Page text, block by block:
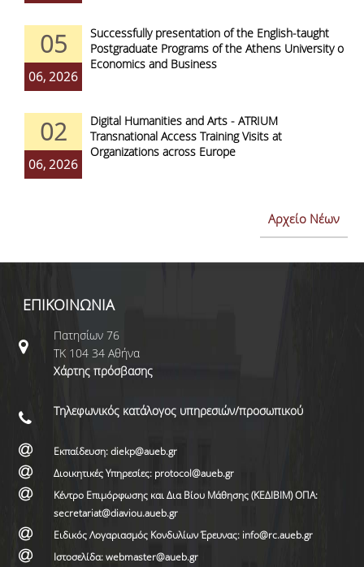
05
06, 2026
Successfully presentation of the English-taught
Postgraduate Programs of the Athens University of
Economics and Business
02
06, 2026
Digital Humanities and Arts - ATRIUM
Transnational Access Training Visits at
Organizations across Europe
Αρχείο Νέων
ΕΠΙΚΟΙΝΩΝΙΑ
Πατησίων 76
ΤΚ 104 34 Αθήνα
Χάρτης πρόσβασης
Τηλεφωνικός κατάλογος υπηρεσιών/προσωπικού
Εκπαίδευση: diekp@aueb.gr
Διοικητικές Υπηρεσίες: protocol@aueb.gr
Κέντρο Επιμόρφωσης και Δια Βίου Μάθησης (ΚΕΔΙΒΙΜ) ΟΠΑ:
secretariat@diaviou.aueb.gr
Ειδικός Λογαριασμός Κονδυλίων Έρευνας: info@rc.aueb.gr
Ιστοσελίδα: webmaster@aueb.gr